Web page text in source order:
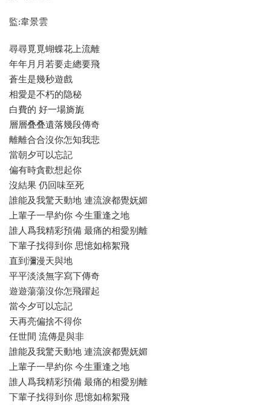
監:韋景雲
尋尋覓覓蝴蝶花上流離
年年月月若要走總要飛
蒼生是幾秒遊戲
相愛是不朽的隐秘
白費的 好一場旖旎
層層叠叠遺落幾段傳奇
離離合合沒你怎知我悲
當朝夕可以忘記
偏有時貪歡想起你
沒結果 仍回味至死
誰能及我驚天動地 連流淚都覺妩媚
上輩子一早約你 今生重逢之地
誰人爲我精彩預備 最痛的相愛别離
下輩子找得到你 思憶如棉絮飛
直到瀰漫天與地
平平淡淡無字寫下傳奇
遊遊蕩蕩沒你怎飛躍起
當今夕可以忘記
天再亮偏捨不得你
任世間 流傳是與非
誰能及我驚天動地 連流淚都覺妩媚
上輩子一早約你 今生重逢之地
誰人爲我精彩預備 最痛的相愛别離
下輩子找得到你 思憶如棉絮飛